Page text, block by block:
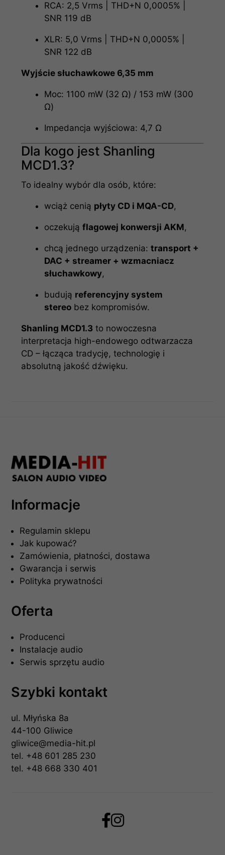
RCA: 2,5 Vrms | THD+N 0,0005% |
SNR 119 dB
XLR: 5,0 Vrms | THD+N 0,0005% |
SNR 122 dB
Wyjście słuchawkowe 6,35 mm
Moc: 1100 mW (32 Ω) / 153 mW (300
Ω)
Impedancja wyjściowa: 4,7 Ω
Dla kogo jest Shanling
MCD1.3?
To idealny wybór dla osób, które:
wciąż cenią płyty CD i MQA-CD,
oczekują flagowej konwersji AKM,
chcą jednego urządzenia: transport +
DAC + streamer + wzmacniacz
słuchawkowy,
budują referencyjny system
stereobez kompromisów.
Shanling MCD1.3 to nowoczesna
interpretacja high-endowego odtwarzacza
CD – łącząca tradycję, technologię i
absolutną jakość dźwięku.
Informacje
Regulamin sklepu
Jak kupować?
Zamówienia, płatności, dostawa
Gwarancja i serwis
Polityka prywatności
Oferta
Producenci
Instalacje audio
Serwis sprzętu audio
Szybki kontakt
ul. Młyńska 8a
44-100 Gliwice
gliwice@media-hit.pl
tel. +48 601 285 230
tel. +48 668 330 401